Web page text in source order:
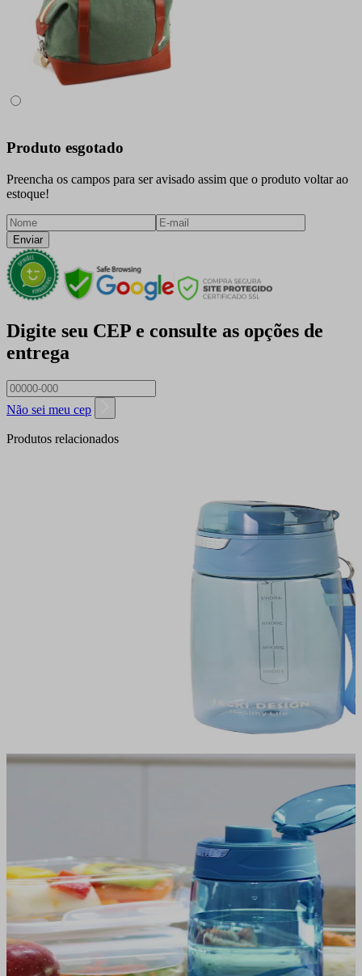
Produto esgotado
Preencha os campos para ser avisado assim que o produto voltar ao
estoque!
Enviar
Digite seu CEP e consulte as opções de
entrega
Não sei meu cep
Produtos relacionados